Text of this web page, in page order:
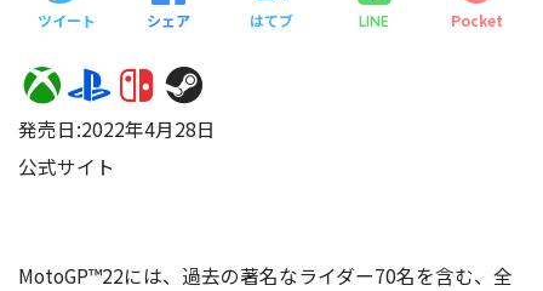
ツイート シェア はてブ LINE Pocket
発売日:2022年4月28日
公式サイト
MotoGP™22には、過去の著名なライダー70名を含む、全